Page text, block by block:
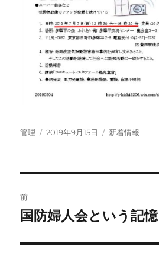
投
管理
投
2019年9月15日
カ
新着情報
稿
前
前
投
国防婦人会という記憶